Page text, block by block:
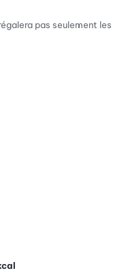
pas seulement les